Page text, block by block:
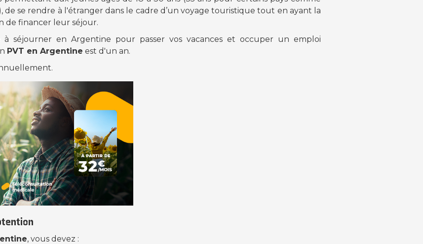
de se rendre à l'étranger dans le cadre d’un voyage touristique tout en ayant la
de financer leur séjour.
à séjourner en Argentine pour passer vos vacances et occuper un emploi
PVT en Argentine est d'un an.
, vous devez :